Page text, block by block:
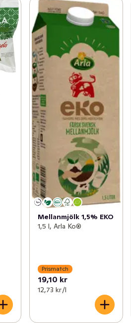
Mellanmjölk 1,5% EKO
1,5 l, Arla Ko®
Prismatch
19,10 kr
12,73 kr /l